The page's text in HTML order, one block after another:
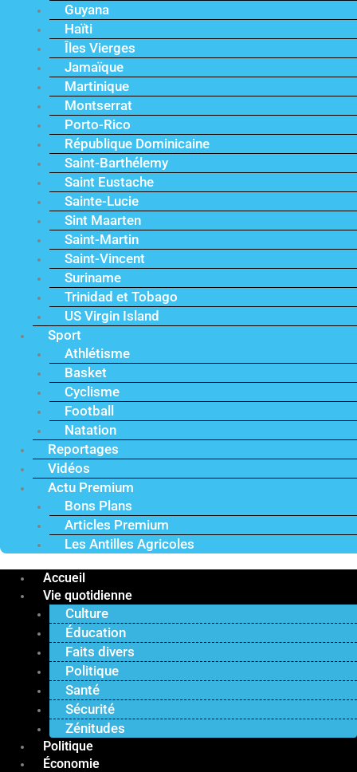
Guyana
Haïti
Îles Vierges
Jamaïque
Martinique
Montserrat
Porto-Rico
République Dominicaine
Saint-Barthélemy
Saint Eustache
Sainte-Lucie
Sint Maarten
Saint-Martin
Saint-Vincent
Suriname
Trinidad et Tobago
US Virgin Island
Sport
Athlétisme
Basket
Cyclisme
Football
Natation
Reportages
Vidéos
Actu Premium
Bons Plans
Articles Premium
Les Antilles Agricoles
Accueil
Vie quotidienne
Culture
Éducation
Faits divers
Politique
Santé
Sécurité
Zénitudes
Politique
Économie